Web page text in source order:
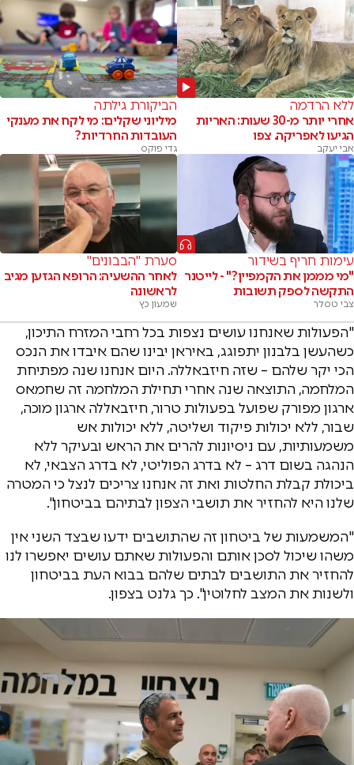
ללא הרדמה
אחרי יותר מ-30 שעות: האריות
הגיעו לאפריקה. צפו
אבי יעקב
הביקורת גילתה
מיליוני שקלים: מי לקח את מענקי
העובדות החרדיות?
גדי פוקס
עימות חריף בשידור
"מי מממן את הקמפיין?" - לייטנר
התקשה לספק תשובות
צבי טסלר
סערת "הבבונים"
לאחר ההשעיה: הרופא הגזען מגיב
לראשונה
שמעון כץ
"הפעולות שאנחנו עושים נצפות בכל רחבי המזרח התיכון,
כשהעשן בלבנון יתפוגג, באיראן יבינו שהם איבדו את הנכס
הכי יקר שלהם – שזה חיזבאללה. היום אנחנו שנה מפתיחת
המלחמה, התוצאה שנה אחרי תחילת המלחמה זה שחמאס
ארגון מפורק שפועל בפעולות טרור, חיזבאללה ארגון מוכה,
שבור, ללא יכולות פיקוד ושליטה, ללא יכולות אש
משמעותיות, עם ניסיונות להרים את הראש ובעיקר ללא
הנהגה בשום דרג – לא בדרג הפוליטי, לא בדרג הצבאי, לא
ביכולת קבלת החלטות ואת זה אנחנו צריכים לנצל כי המטרה
שלנו היא להחזיר את תושבי הצפון לבתיהם בביטחון".
"המשמעות של ביטחון זה שהתושבים ידעו שבצד השני אין
משהו שיכול לסכן אותם והפעולות שאתם עושים יאפשרו לנו
להחזיר את התושבים לבתים שלהם בבוא העת בביטחון
ולשנות את המצב לחלוטין". כך גלנט בצפון.